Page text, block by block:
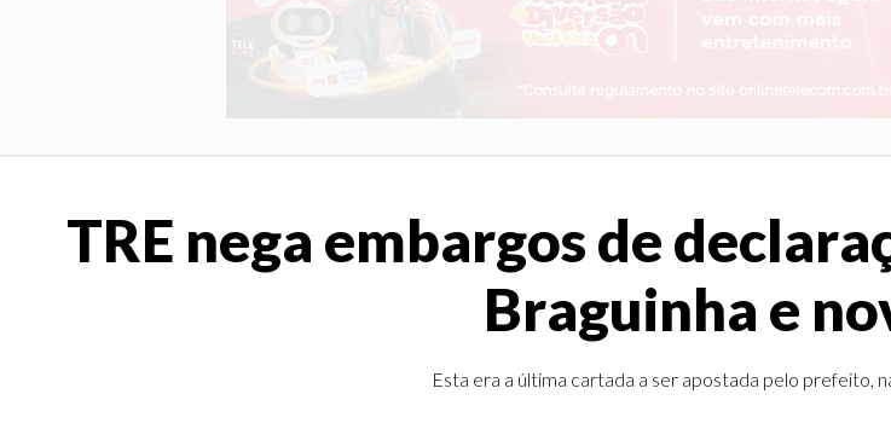
TRE nega embargos de
Braguinha e
Esta era a última cartada a ser apostada pelo prefeito,